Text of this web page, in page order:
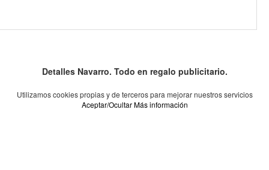
Detalles Navarro. Todo en regalo publicitario.
Utilizamos cookies propias y de terceros para mejorar nuestros servicios
Aceptar/Ocultar Más información